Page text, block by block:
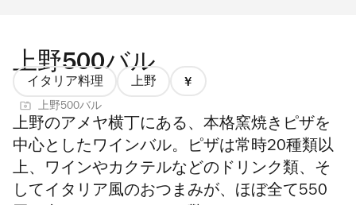
上野500バル
イタリア料理 上野
価
1/4
上野500バル
上野のアメヤ横丁にある、本格窯焼きピザを
中心としたワインバル。ピザは常時20種類以
上、ワインやカクテルなどのドリンク類、そ
してイタリア風のおつまみが、ほぼ全て550